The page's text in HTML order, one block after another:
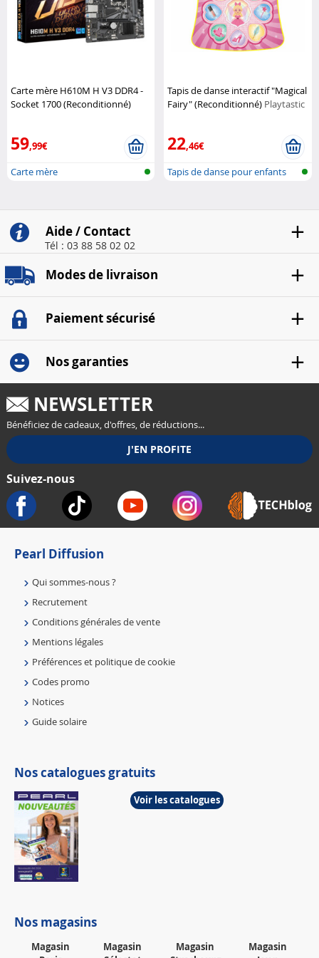
Carte mère H610M H V3 DDR4 -
Socket 1700 (Reconditionné)
59,99€
Carte mère
Tapis de danse interactif "Magical
Fairy" (Reconditionné) Playtastic
22,46€
Tapis de danse pour enfants
Aide / Contact
Tél : 03 88 58 02 02
Modes de livraison
Paiement sécurisé
Nos garanties
NEWSLETTER
Bénéficiez de cadeaux, d'offres, de réductions...
Suivez-nous
Pearl Diffusion
Qui sommes-nous ?
Recrutement
Conditions générales de vente
Mentions légales
Préférences et politique de cookie
Codes promo
Notices
Guide solaire
Nos catalogues gratuits
Voir les catalogues
Nos magasins
Magasin
Magasin
Magasin
Magasin